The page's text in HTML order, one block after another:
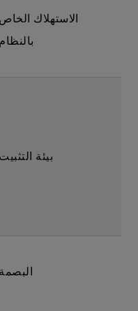
الاستهلاك الخاص
بالنظام
بيئة التثبيت
البصمة